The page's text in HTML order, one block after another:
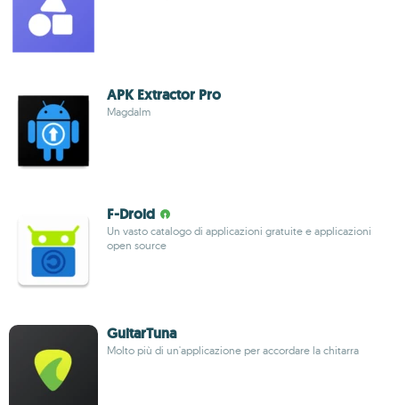
APK Extractor Pro
Magdalm
F-Droid
Un vasto catalogo di applicazioni gratuite e applicazioni
open source
GuitarTuna
Molto più di un'applicazione per accordare la chitarra